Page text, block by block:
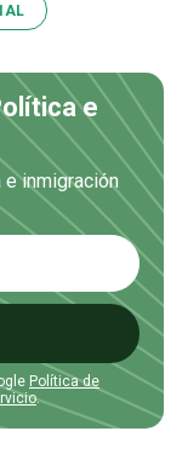
e
inmigración
Política de
.